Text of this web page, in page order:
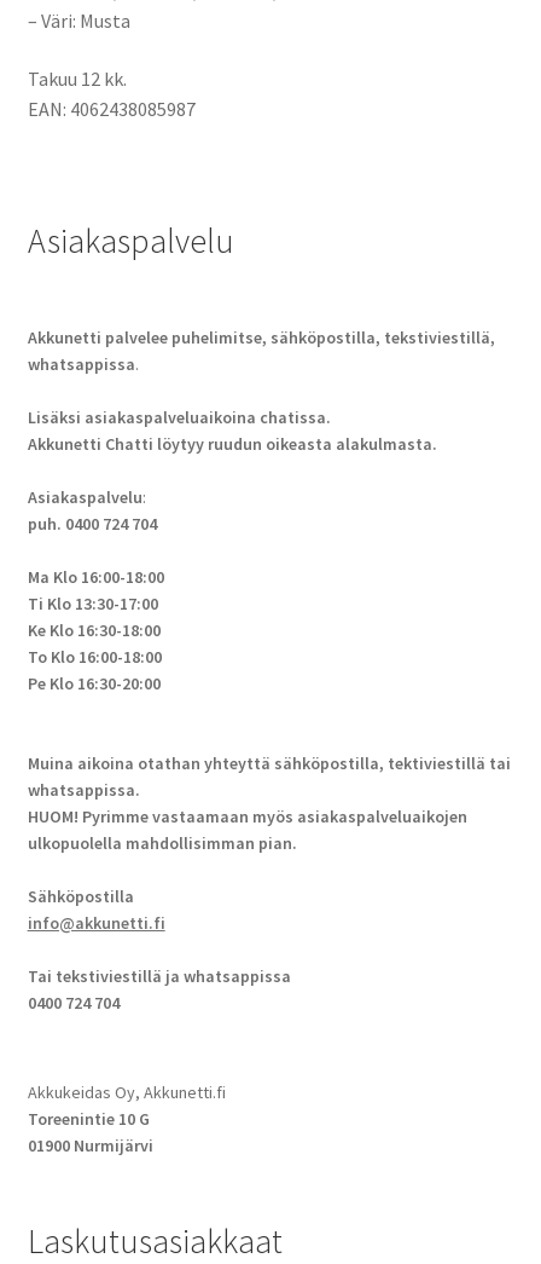
– Väri: Musta
Takuu 12 kk.
EAN: 4062438085987
Asiakaspalvelu
Akkunetti palvelee puhelimitse, sähköpostilla, tekstiviestillä,
whatsappissa.
Lisäksi asiakaspalveluaikoina chatissa.
Akkunetti Chatti löytyy ruudun oikeasta alakulmasta.
Asiakaspalvelu:
puh. 0400 724 704
Ma Klo 16:00-18:00
Ti Klo 13:30-17:00
Ke Klo 16:30-18:00
To Klo 16:00-18:00
Pe Klo 16:30-20:00
Muina aikoina otathan yhteyttä sähköpostilla, tektiviestillä tai
whatsappissa.
HUOM! Pyrimme vastaamaan myös asiakaspalveluaikojen
ulkopuolella mahdollisimman pian.
Sähköpostilla
info@akkunetti.fi
Tai tekstiviestillä ja whatsappissa
0400 724 704
Akkukeidas Oy, Akkunetti.fi
Toreenintie 10 G
01900 Nurmijärvi
Laskutusasiakkaat